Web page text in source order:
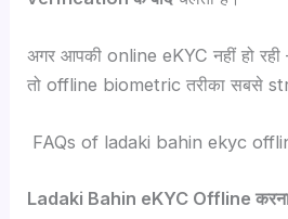
अगर आपकी online eKYC नहीं हो
तो offline biometric तरीका सबसे
FAQs of ladaki bahin ekyc
Ladaki Bahin eKYC Offline करना